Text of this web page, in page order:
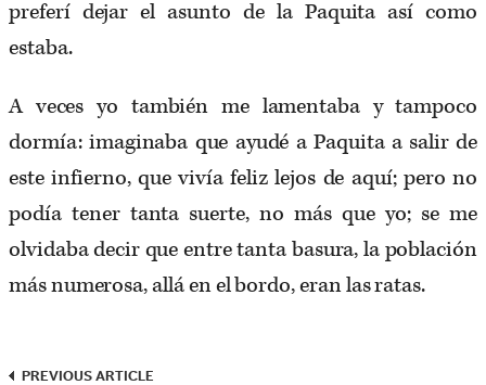
preferí dejar el asunto de la Paquita así como
estaba.
A veces yo también me lamentaba y tampoco
dormía: imaginaba que ayudé a Paquita a salir de
este infierno, que vivía feliz lejos de aquí; pero no
podía tener tanta suerte, no más que yo; se me
olvidaba decir que entre tanta basura, la población
más numerosa, allá en el bordo, eran las ratas.
PREVIOUS ARTICLE